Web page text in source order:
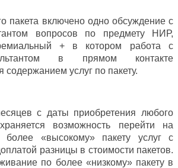
пакета включено одно обсуждение с
вопросов по предмету НИР,
+ в котором работа с
в прямом контакте
содержанием услуг по пакету.
с даты приобретения любого
возможность перейти на
более «высокому» пакету услуг с
разницы в стоимости пакетов.
по более «низкому» пакету в